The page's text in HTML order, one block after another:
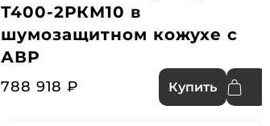
Т400-2РКМ10 в
шумозащитном кожухе с
АВР
788 918 ₽ Купить